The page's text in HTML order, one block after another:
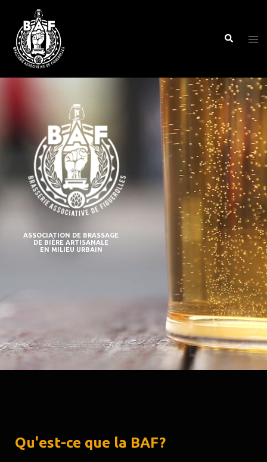
ASSOCIATION DE BRASSAGE
DE BIÈRE ARTISANALE
EN MILIEU URBAIN
Qu'est-ce que la BAF?